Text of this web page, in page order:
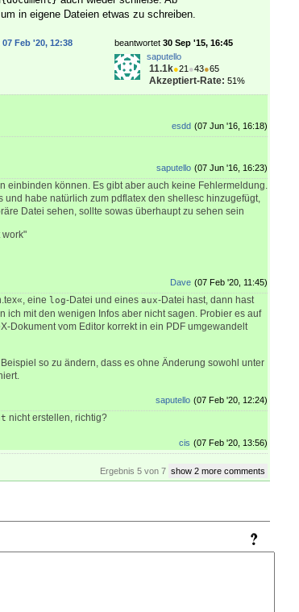
in eigene Dateien etwas zu schreiben.
beantwortet 30 Sep '15, 16:45
saputello
11.1k●21 ●43●65
Akzeptiert-Rate: 51%
07 Feb '20, 12:38
(07 Jun '16, 16:18)
esdd
(07 Jun '16, 16:23)
saputello
einbinden können. Es gibt aber auch keine Fehlermeldung.
und habe natürlich zum pdflatex den shellesc hinzugefügt,
Datei sehen, sollte sowas überhaupt zu sehen sein
work"
(07 Feb '20, 11:45)
Dave
eine log-Datei und eines aux-Datei hast, dann hast
ich mit den wenigen Infos aber nicht sagen. Probier es auf
Dokument vom Editor korrekt in ein PDF umgewandelt
so zu ändern, dass es ohne Änderung sowohl unter
(07 Feb '20, 12:24)
saputello
nicht erstellen, richtig?
(07 Feb '20, 13:56)
cis
Ergebnis 5 von 7 show 2 more comments